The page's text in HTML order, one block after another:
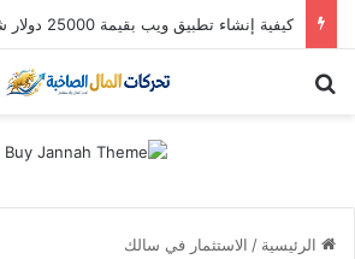
الرئيسية / الاستثمار في سالك